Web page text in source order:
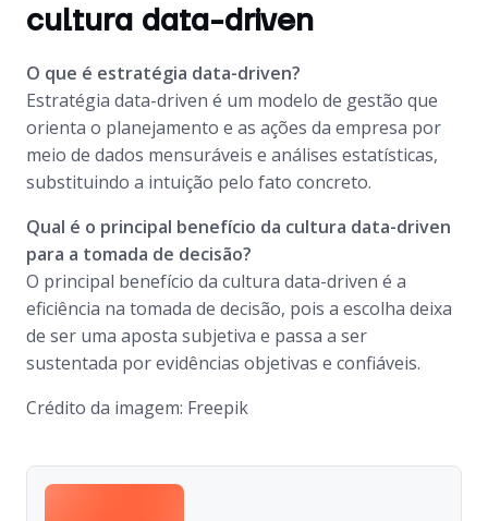
cultura data-driven
O que é estratégia data-driven?
Estratégia data-driven é um modelo de gestão que
orienta o planejamento e as ações da empresa por
meio de dados mensuráveis e análises estatísticas,
substituindo a intuição pelo fato concreto.
Qual é o principal benefício da cultura data-driven
para a tomada de decisão?
O principal benefício da cultura data-driven é a
eficiência na tomada de decisão, pois a escolha deixa
de ser uma aposta subjetiva e passa a ser
sustentada por evidências objetivas e confiáveis.
Crédito da imagem: Freepik